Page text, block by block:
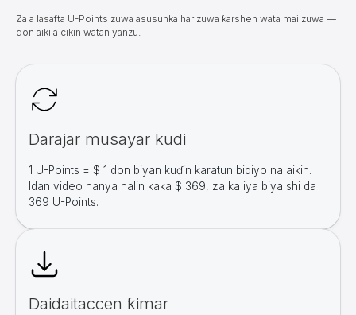
Za a lasafta U-Points zuwa asusunka har zuwa ƙarshen wata mai zuwa —
don aiki a cikin watan yanzu.
Darajar musayar kudi
1 U-Points = $ 1 don biyan kuɗin karatun bidiyo na aikin.
Idan video hanya halin kaka $ 369, za ka iya biya shi da
369 U-Points.
Daidaitaccen ƙimar